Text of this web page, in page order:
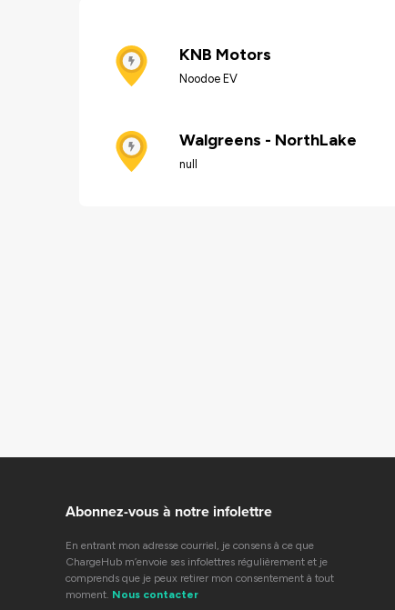
KNB Motors
Noodoe EV
Walgreens - NorthLake
null
Abonnez-vous à notre infolettre
En entrant mon adresse courriel, je consens à ce que
ChargeHub m’envoie ses infolettres régulièrement et je
comprends que je peux retirer mon consentement à tout
moment. Nous contacter